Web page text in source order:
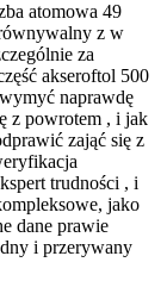
atomowa 49
z w
za
akseroftol 500
naprawdę
z powrotem , i jak
zająć się z
trudności , i
jako
dane prawie
i przerywany